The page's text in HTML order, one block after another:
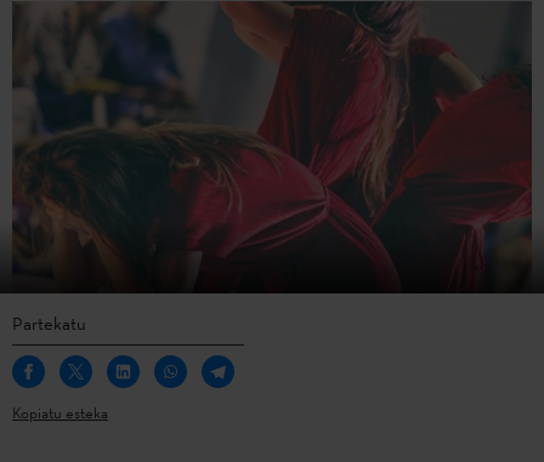
Partekatu
Kopiatu esteka